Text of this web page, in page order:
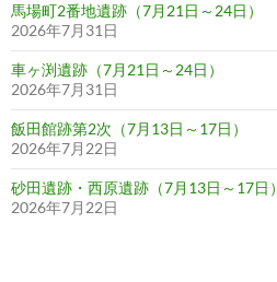
馬場町2番地遺跡（7月21日～24日）
2026年7月31日
車ヶ渕遺跡（7月21日～24日）
2026年7月31日
飯田館跡第2次（7月13日～17日）
2026年7月22日
砂田遺跡・西原遺跡（7月13日～17日）
2026年7月22日